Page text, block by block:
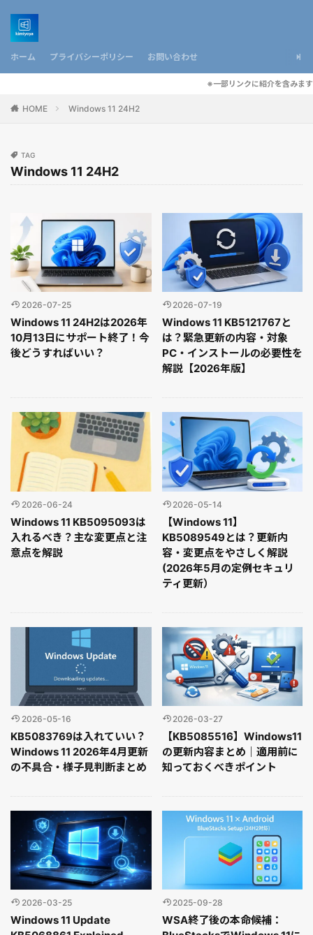
ホーム プライバシーポリシー お問い合わせ
※一部リンクに紹介を含みます
HOME Windows 11 24H2
TAG
Windows 11 24H2
2026-07-25
Windows 11 24H2は2026年
10月13日にサポート終了！今
後どうすればいい？
2026-07-19
Windows 11 KB5121767と
は？緊急更新の内容・対象
PC・インストールの必要性を
解説【2026年版】
2026-06-24
Windows 11 KB5095093は
入れるべき？主な変更点と注
意点を解説
2026-05-14
【Windows 11】
KB5089549とは？更新内
容・変更点をやさしく解説
(2026年5月の定例セキュリ
ティ更新）
2026-05-16
KB5083769は入れていい？
Windows 11 2026年4月更新
の不具合・様子見判断まとめ
2026-03-27
【KB5085516】Windows11
の更新内容まとめ｜適用前に
知っておくべきポイント
2026-03-25
Windows 11 Update
2025-09-28
WSA終了後の本命候補：